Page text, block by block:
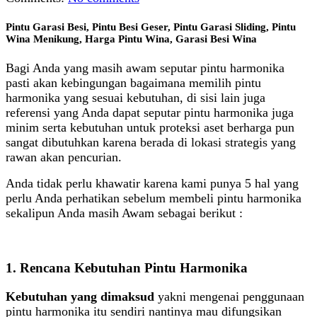
Pintu Garasi Besi, Pintu Besi Geser, Pintu Garasi Sliding, Pintu
Wina Menikung, Harga Pintu Wina, Garasi Besi Wina
Bagi Anda yang masih awam seputar pintu harmonika
pasti akan kebingungan bagaimana memilih pintu
harmonika yang sesuai kebutuhan, di sisi lain juga
referensi yang Anda dapat seputar pintu harmonika juga
minim serta kebutuhan untuk proteksi aset berharga pun
sangat dibutuhkan karena berada di lokasi strategis yang
rawan akan pencurian.
Anda tidak perlu khawatir karena kami punya 5 hal yang
perlu Anda perhatikan sebelum membeli pintu harmonika
sekalipun Anda masih Awam sebagai berikut :
1. Rencana Kebutuhan Pintu Harmonika
Kebutuhan yang dimaksud yakni mengenai penggunaan
pintu harmonika itu sendiri nantinya mau difungsikan